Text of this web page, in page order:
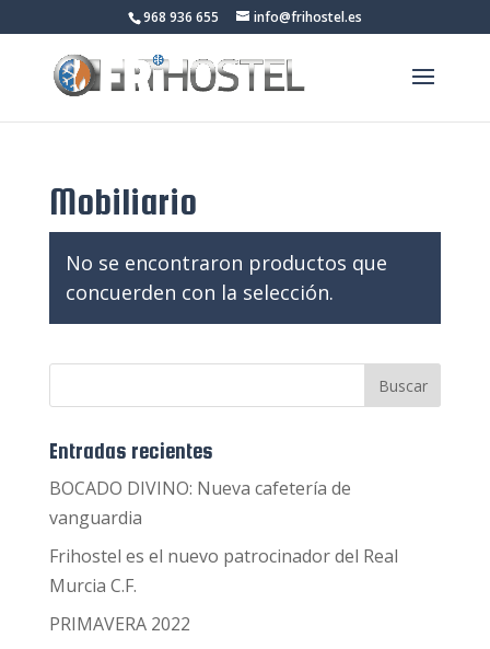
968 936 655 info@frihostel.es
Mobiliario
No se encontraron productos que
concuerden con la selección.
Entradas recientes
BOCADO DIVINO: Nueva cafetería de
vanguardia
Frihostel es el nuevo patrocinador del Real
Murcia C.F.
PRIMAVERA 2022